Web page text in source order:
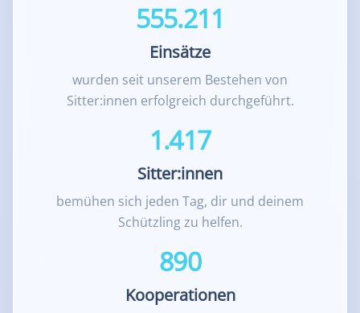
555.211
Einsätze
wurden seit unserem Bestehen von
Sitter:innen erfolgreich durchgeführt.
1.417
Sitter:innen
bemühen sich jeden Tag, dir und deinem
Schützling zu helfen.
890
Kooperationen